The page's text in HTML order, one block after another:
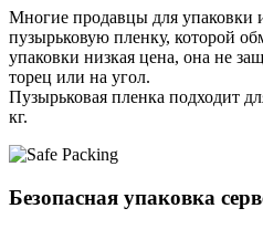
Многие продавцы для упаковки
пузырьковую пленку, которой
упаковки низкая цена, она не
торец или на угол.
Пузырьковая пленка подходит
кг.
Безопасная упаковка